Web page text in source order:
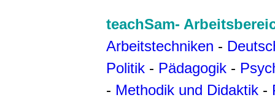
teachSam-
Arbeitstechniken -
Politik - Pädagogik -
- Methodik und Didaktik -